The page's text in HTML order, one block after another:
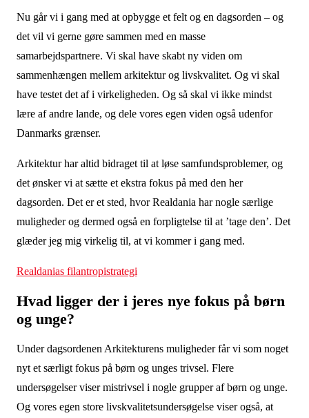
Nu går vi i gang med at opbygge et felt og en dagsorden – og
det vil vi gerne gøre sammen med en masse
samarbejdspartnere. Vi skal have skabt ny viden om
sammenhængen mellem arkitektur og livskvalitet. Og vi skal
have testet det af i virkeligheden. Og så skal vi ikke mindst
lære af andre lande, og dele vores egen viden også udenfor
Danmarks grænser.
Arkitektur har altid bidraget til at løse samfundsproblemer, og
det ønsker vi at sætte et ekstra fokus på med den her
dagsorden. Det er et sted, hvor Realdania har nogle særlige
muligheder og dermed også en forpligtelse til at ’tage den’. Det
glæder jeg mig virkelig til, at vi kommer i gang med.
Realdanias filantropistrategi
Hvad ligger der i jeres nye fokus på børn
og unge?
Under dagsordenen Arkitekturens muligheder får vi som noget
nyt et særligt fokus på børn og unges trivsel. Flere
undersøgelser viser mistrivsel i nogle grupper af børn og unge.
Og vores egen store livskvalitetsundersøgelse viser også, at